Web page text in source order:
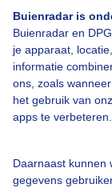
Buienradar is
Buienradar en
je apparaat,
informatie
ons, zoals
het gebruik van
apps te verbeteren.
Daarnaast kunnen
gegevens
Bekijk slideshow